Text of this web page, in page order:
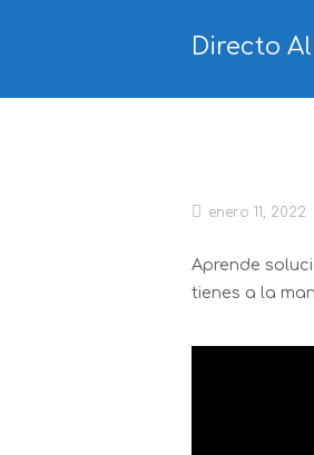
Directo
enero 11, 2022
Aprende
tienes a la